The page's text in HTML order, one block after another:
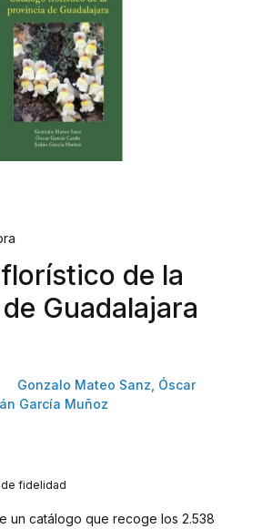
de la
Guadalajara
Gonzalo Mateo Sanz, Óscar
García Muñoz
de fidelidad
un catálogo que recoge los 2.538